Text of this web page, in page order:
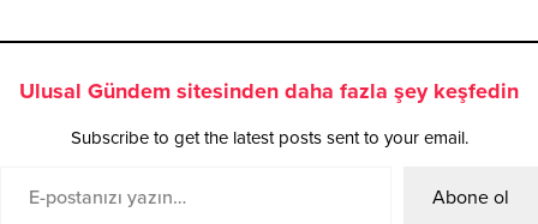
Ulusal Gündem sitesinden daha fazla şey keşfedin
Subscribe to get the latest posts sent to your email.
Abone ol